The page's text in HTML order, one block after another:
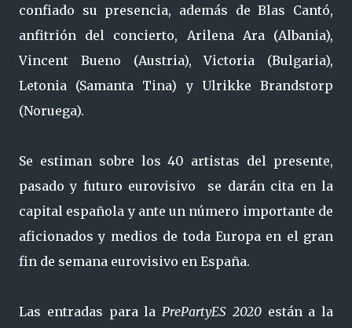
confiado su presencia, además de Blas Cantó,
anfitrión del concierto, Arilena Ara (Albania),
Vincent Bueno (Austria), Victoria (Bulgaria),
Letonia (Samanta Tina) y Ulrikke Brandstorp
(Noruega).
Se estiman sobre los 40 artistas del presente,
pasado y futuro eurovisivo se darán cita en la
capital española y ante un número importante de
aficionados y medios de toda Europa en el gran
fin de semana eurovisivo en España.
Las entradas para la PrePartyES 2020están a la